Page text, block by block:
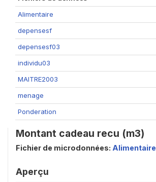
Alimentaire
depensesf
depensesf03
individu03
MAITRE2003
menage
Ponderation
Montant cadeau recu (m3)
Fichier de microdonnées: Alimentaire
Aperçu